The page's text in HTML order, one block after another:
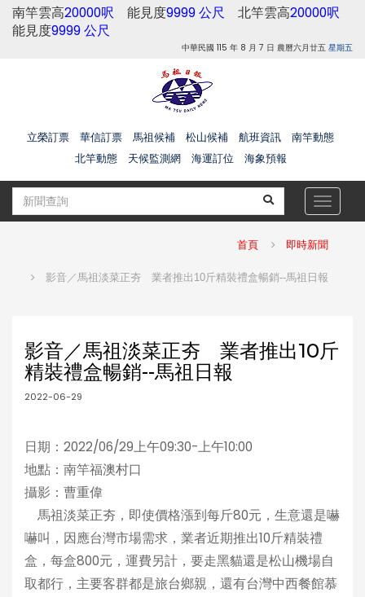
南竿雲高20000呎 能見度9999 公尺 北竿雲高20000呎
能見度9999 公尺
中華民國 115 年 8 月 7 日 農曆六月廿五 星期五
立榮訂票 華信訂票 馬祖候補 松山候補 航班資訊
南竿動態
北竿動態
天候監測網 海運訂位 海象預報
Toggle
首頁 即時新聞
影音／馬祖淡菜正夯 業者推出10斤精裝禮盒暢銷--馬祖日報
影音／馬祖淡菜正夯 業者推出10斤
精裝禮盒暢銷--馬祖日報
2022-06-29
日期：2022/06/29上午09:30-上午10:00
地點：南竿福澳村口
攝影：曹重偉
馬祖淡菜正夯，即使價格漲到每斤80元，生意還是嚇
嚇叫，因應台灣市場需求，業者近期推出10斤精裝禮
盒，每盒800元，運費另計，要走黑貓還是松山機場自
取都行，主要客群都是旅台鄉親，還有台灣中西餐館慕